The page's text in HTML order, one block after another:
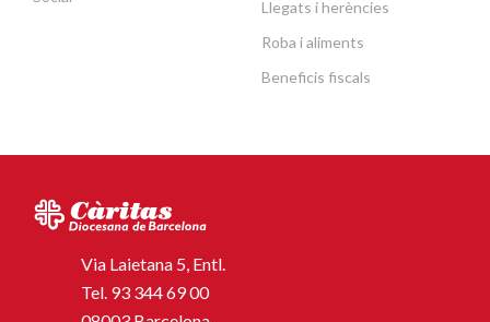
Llegats i herències
Roba i aliments
Beneficis fiscals
Via Laietana 5, Entl.
Tel. 93 344 69 00